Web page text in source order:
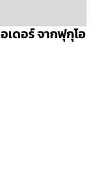
เดอร์ จากฟุกุโอ